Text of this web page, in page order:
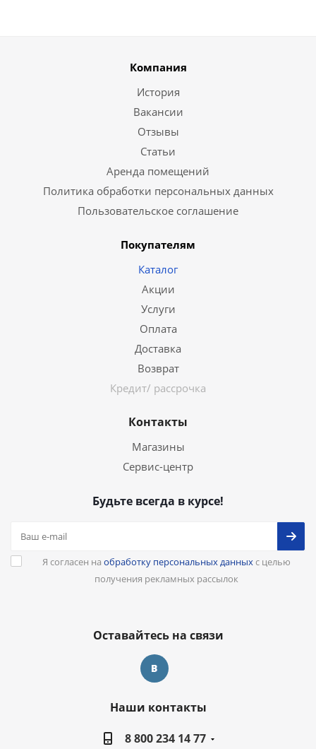
Компания
История
Вакансии
Отзывы
Статьи
Аренда помещений
Политика обработки персональных данных
Пользовательское соглашение
Покупателям
Каталог
Акции
Услуги
Оплата
Доставка
Возврат
Кредит/ рассрочка
Контакты
Магазины
Сервис-центр
Будьте всегда в курсе!
Я согласен на обработку персональных данныхс целью
получения рекламных рассылок
Оставайтесь на связи
Наши контакты
8 800 234 14 77